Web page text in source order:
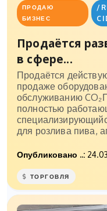
ПРОДАЮ
БИЗНЕС
/
Продаётся
в сфере...
Продаётся
продаже
обслуживанию
полностью
для розлива пива,
Опубликовано ..:
ТОРГОВЛЯ